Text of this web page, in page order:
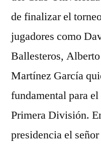
de finalizar el
jugadores como
Ballesteros,
Martínez García
fundamental para
Primera División.
presidencia el